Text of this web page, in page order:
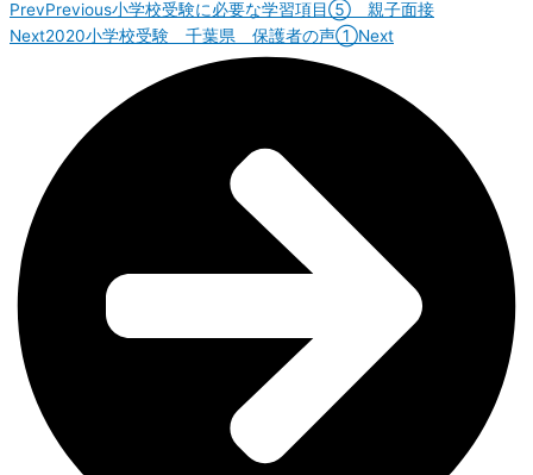
PrevPrevious小学校受験に必要な学習項目⑤＿親子面接
Next2020小学校受験 千葉県 保護者の声①Next